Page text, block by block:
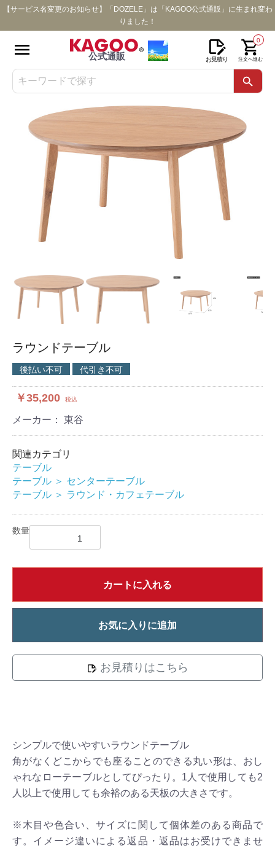
【サービス名変更のお知らせ】「DOZELE」は「KAGOO公式通販」に生まれ変わ
りました！
公式通販 お見積り
0
注文へ進む
ラウンドテーブル
後払い不可 代引き不可
￥35,200 税込
メーカー： 東谷
関連カテゴリ
テーブル
テーブル ＞ センターテーブル
テーブル ＞ ラウンド・カフェテーブル
数量
カートに入れる
お気に入りに追加
お見積りはこちら
シンプルで使いやすいラウンドテーブル
角がなくどこからでも座ることのできる丸い形は、おし
ゃれなローテーブルとしてぴったり。1人で使用しても2
人以上で使用しても余裕のある天板の大きさです。
※木目や色合い、サイズに関して個体差のある商品で
す。イメージ違いによる返品・返品はお受けできませ